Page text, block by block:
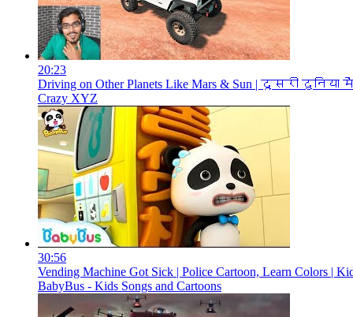
20:23
Driving on Other Planets Like Mars & Sun | दूसरी
Crazy XYZ
30:56
Vending Machine Got Sick | Police Cartoon, Learn Colors |
BabyBus - Kids Songs and Cartoons